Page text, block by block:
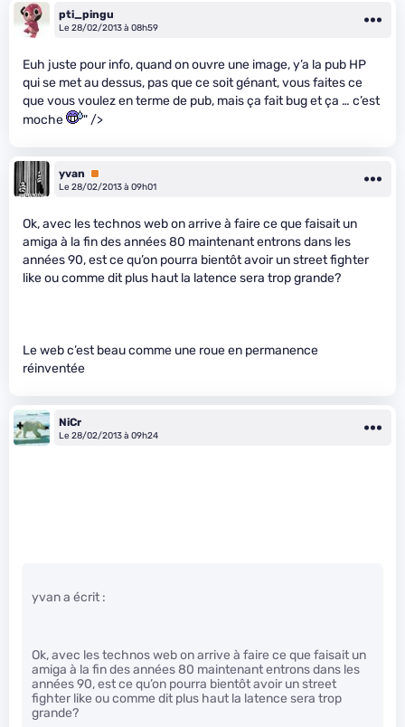
pti_pingu
Le 28/02/2013 à 08h59
Euh juste pour info, quand on ouvre une image, y’a la pub HP
qui se met au dessus, pas que ce soit génant, vous faites ce
que vous voulez en terme de pub, mais ça fait bug et ça … c’est
moche
" />
yvan
Premium
Le 28/02/2013 à 09h01
Ok, avec les technos web on arrive à faire ce que faisait un
amiga à la fin des années 80 maintenant entrons dans les
années 90, est ce qu’on pourra bientôt avoir un street fighter
like ou comme dit plus haut la latence sera trop grande?
Le web c’est beau comme une roue en permanence
réinventée
NiCr
Le 28/02/2013 à 09h24
yvan a écrit :
Ok, avec les technos web on arrive à faire ce que faisait un
amiga à la fin des années 80 maintenant entrons dans les
années 90, est ce qu’on pourra bientôt avoir un street
fighter like ou comme dit plus haut la latence sera trop
grande?